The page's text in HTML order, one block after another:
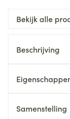
Bekijk alle
Beschrijving
Samenstelling